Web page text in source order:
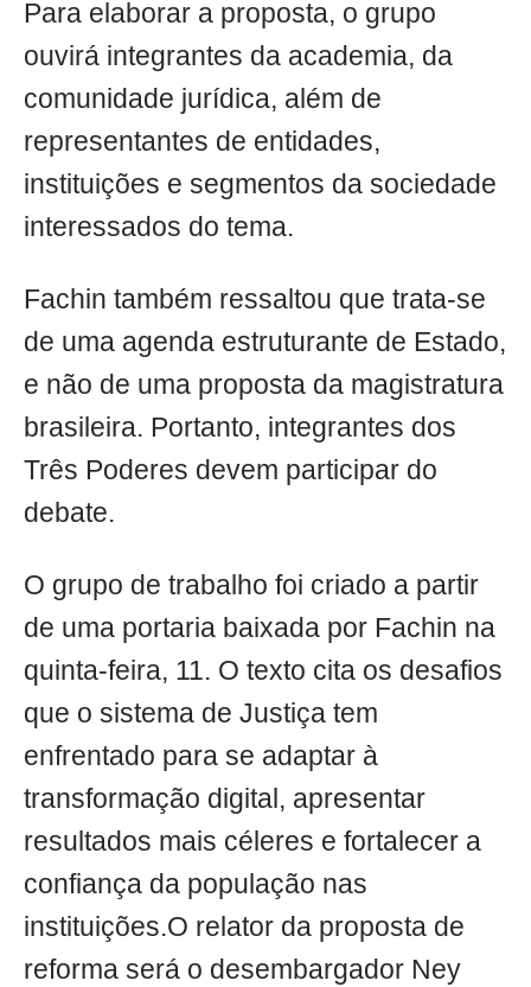
Para elaborar a proposta, o grupo
ouvirá integrantes da academia, da
comunidade jurídica, além de
representantes de entidades,
instituições e segmentos da sociedade
interessados do tema.
Fachin também ressaltou que trata-se
de uma agenda estruturante de Estado,
e não de uma proposta da magistratura
brasileira. Portanto, integrantes dos
Três Poderes devem participar do
debate.
O grupo de trabalho foi criado a partir
de uma portaria baixada por Fachin na
quinta-feira, 11. O texto cita os desafios
que o sistema de Justiça tem
enfrentado para se adaptar à
transformação digital, apresentar
resultados mais céleres e fortalecer a
confiança da população nas
instituições.O relator da proposta de
reforma será o desembargador Ney